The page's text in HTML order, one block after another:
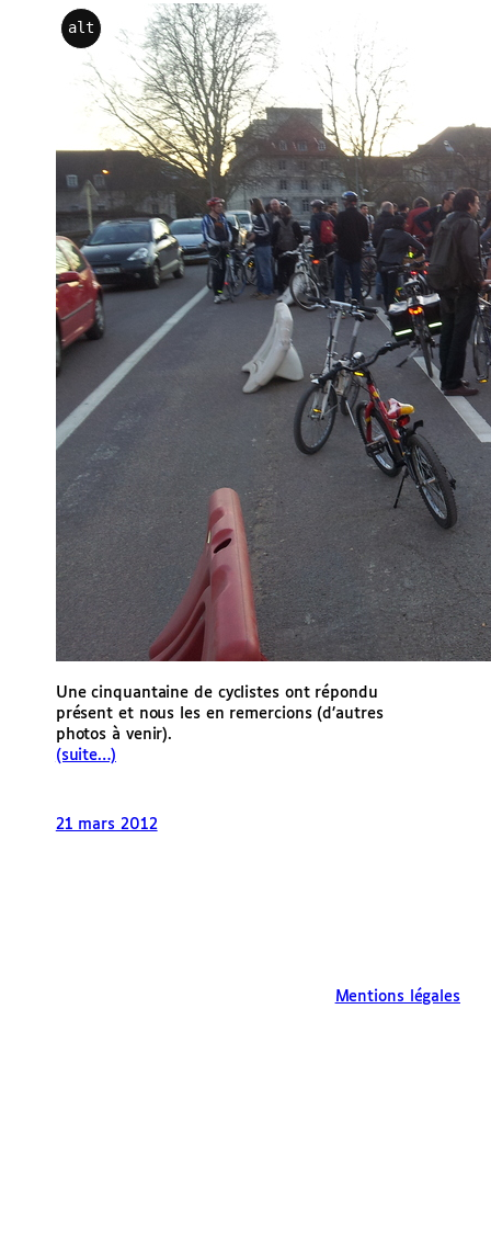
alt
Une cinquantaine de cyclistes ont répondu
présent et nous les en remercions (d’autres
photos à venir).
(suite…)
21 mars 2012
Mentions légales